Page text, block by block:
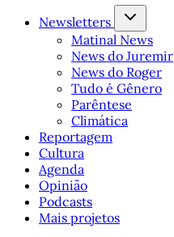
Newsletters
Matinal News
News do Juremir
News do Roger
Tudo é Gênero
Parêntese
Climática
Reportagem
Cultura
Agenda
Opinião
Podcasts
Mais projetos